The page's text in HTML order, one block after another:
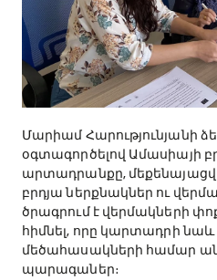
Մարիամ Հարությունյանի
օգտագործելով Ամասիայի
արտադրանքը,
բրդյա ներքնակներ ու
ծրագրում է վերմակների
հիմնել, որը կարտադրի
մեծահասակների համար
պարագաներ։